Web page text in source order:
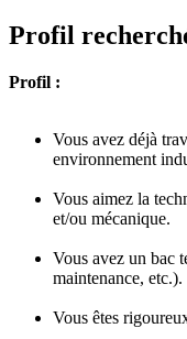
Profil
Profil :
Vous avez déjà
environnement
Vous aimez la
et/ou mécanique.
Vous avez un bac
maintenance, etc.).
Vous êtes